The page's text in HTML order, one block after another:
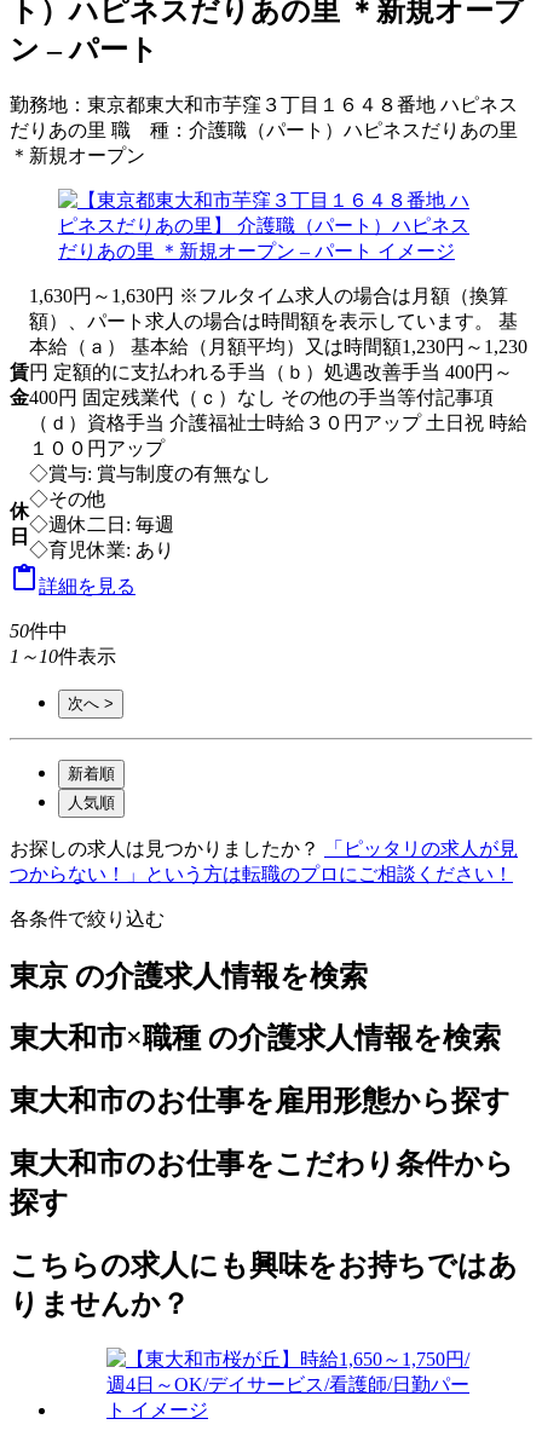
ト）ハピネスだりあの里 ＊新規オープ
ン – パート
勤務地： 東京都東大和市芋窪３丁目１６４８番地 ハピネス
だりあの里 職 種： 介護職（パート）ハピネスだりあの里
＊新規オープン
賃
金
1,630円～1,630円 ※フルタイム求人の場合は月額（換算
額）、パート求人の場合は時間額を表示しています。 基
本給（ａ） 基本給（月額平均）又は時間額1,230円～1,230
円 定額的に支払われる手当（ｂ）処遇改善手当 400円～
400円 固定残業代（ｃ）なし その他の手当等付記事項
（ｄ）資格手当 介護福祉士時給３０円アップ 土日祝 時給
１００円アップ
◇賞与: 賞与制度の有無なし
休
日
◇その他
◇週休二日: 毎週
◇育児休業: あり
詳細を見る
50件中
1～10件表示
次へ >
新着順
人気順
お探しの求人は見つかりましたか？
「ピッタリの求人が見
つからない！」という方は転職のプロにご相談ください！
各条件で絞り込む
東京 の介護求人情報を検索
東大和市×職種 の介護求人情報を検索
東大和市のお仕事を雇用形態から探す
東大和市のお仕事をこだわり条件から
探す
こちらの求人にも興味をお持ちではあ
りませんか？